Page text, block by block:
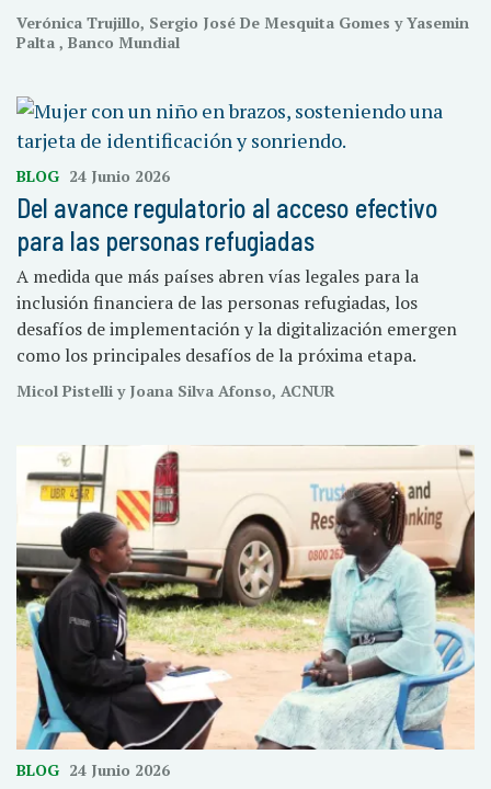
Verónica Trujillo, Sergio José De Mesquita Gomes y Yasemin
Palta , Banco Mundial
BLOG 24 Junio 2026
Del avance regulatorio al acceso efectivo
para las personas refugiadas
A medida que más países abren vías legales para la
inclusión financiera de las personas refugiadas, los
desafíos de implementación y la digitalización emergen
como los principales desafíos de la próxima etapa.
Micol Pistelli y Joana Silva Afonso, ACNUR
BLOG 24 Junio 2026